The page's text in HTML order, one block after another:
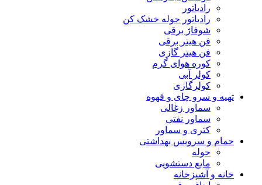
رادیاتور
رادیاتور حوله خشک کن
شوفاژ برقی
فن هیتر برقی
فن هیتر گازی
کوره هوای گرم
کولر آبی
کولرگازی
تهیه و سرو چای و قهوه
سماور زغالی
سماور نفتی
کتری و سماور
حمام و سرویس بهداشتی
حوله
مایع دستشویی
خانه و آشپزخانه